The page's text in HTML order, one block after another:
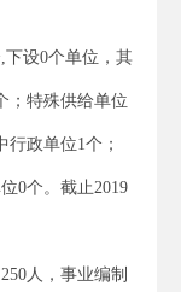
下设0个单位，其
；特殊供给单位
政单位1个；
0个。截止2019
人，事业编制